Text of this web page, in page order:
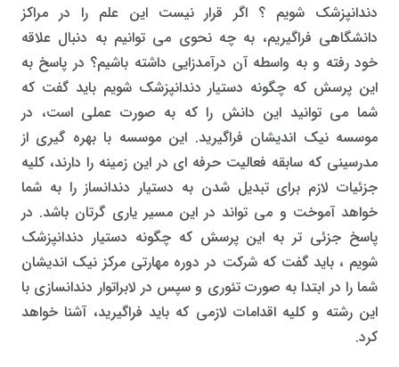
دندانپزشک شویم ؟ اگر قرار نیست این علم را در مراکز
دانشگاهی فراگیریم، به چه نحوی می توانیم به دنبال علاقه
خود رفته و به واسطه آن درآمدزایی داشته باشیم؟ در پاسخ به
این پرسش که چگونه دستیار دندانپزشک شویم باید گفت که
شما می توانید این دانش را که به صورت عملی است، در
موسسه نیک اندیشان فراگیرید. این موسسه با بهره گیری از
مدرسینی که سابقه فعالیت حرفه ای در این زمینه را دارند، کلیه
جزئیات لازم برای تبدیل شدن به دستیار دندانساز را به شما
خواهد آموخت و می تواند در این مسیر یاری گرتان باشد. در
پاسخ جزئی تر به این پرسش که چگونه دستیار دندانپزشک
شویم ، باید گفت که شرکت در دوره مهارتی مرکز نیک اندیشان
شما را در ابتدا به صورت تئوری و سپس در لابراتوار دندانسازی با
این رشته و کلیه اقدامات لازمی که باید فراگیرید، آشنا خواهد
کرد.